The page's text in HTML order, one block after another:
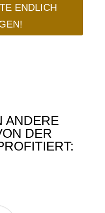
ENDLICH
ANDERE
DER